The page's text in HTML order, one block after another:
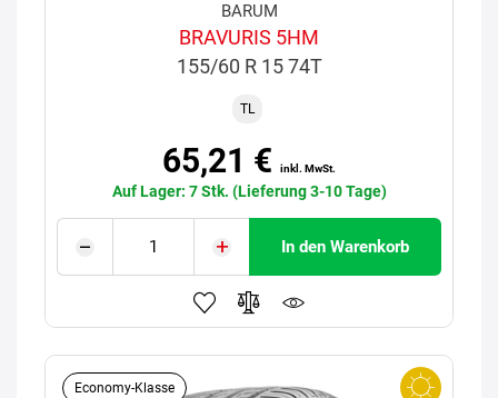
BARUM
BRAVURIS 5HM
155/60 R 15 74T
TL
65,21 € inkl. MwSt.
Auf Lager: 7 Stk. (Lieferung 3-10 Tage)
In den Warenkorb
Economy-Klasse